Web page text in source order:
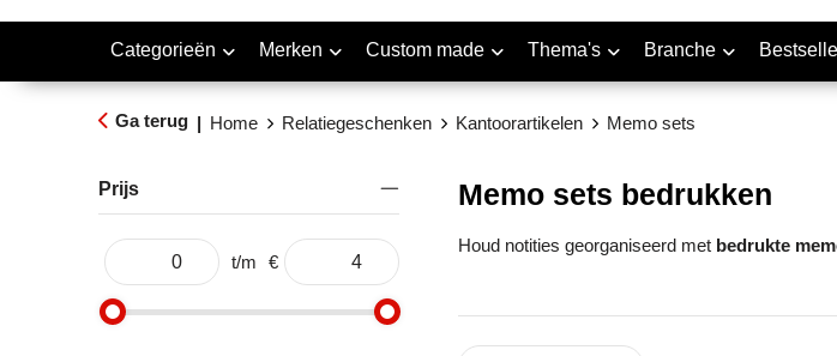
Categorieën Merken Custom made Thema's Branche
Ga terug | Home Relatiegeschenken Kantoorartikelen Memo sets
Prijs
t/m €
Memo sets bedrukken
Houd notities georganiseerd met bedrukte